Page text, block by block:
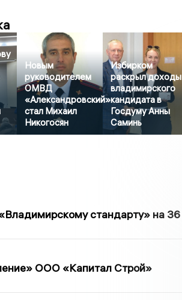
Новым
руководителем
ОМВД
«Александровский»
стал Михаил
Никогосян
Избирком
раскрыл доходы
владимирского
кандидата в
Госдуму Анны
Саминь
стандарту» на 36
ООО «Капитал Строй»